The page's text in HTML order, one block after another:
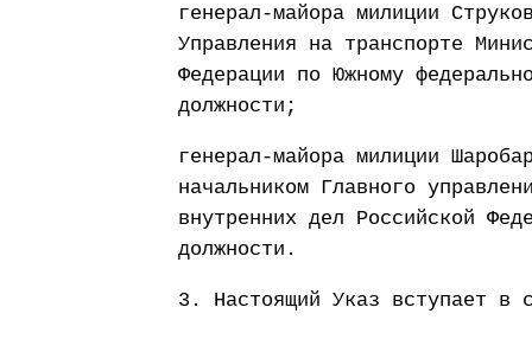
генерал-майора милиции
Управления на транспорте
Федерации по Южному
должности;
генерал-майора милиции
начальником Главного
внутренних дел Российской
должности.
3. Настоящий Указ вступает в